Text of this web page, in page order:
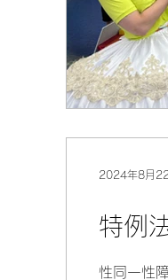
特例
性同一性
2024年8月